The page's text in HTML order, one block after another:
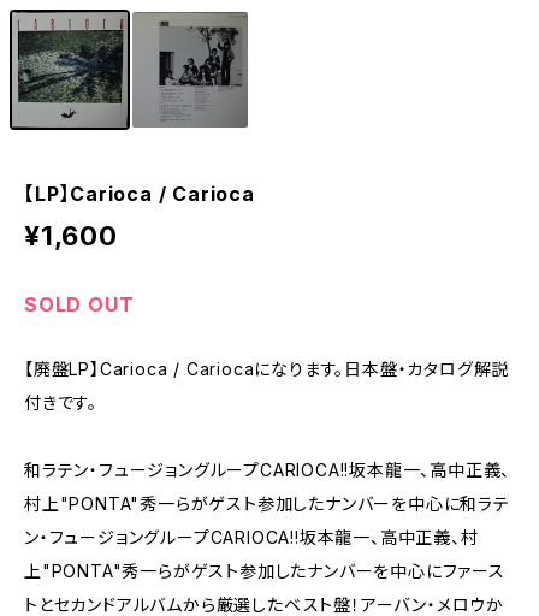
【LP】Carioca / Carioca
¥1,600
SOLD OUT
【廃盤LP】Carioca / Cariocaになります。日本盤・カタログ解説
付きです。
和ラテン・フュージョングループCARIOCA!!坂本龍一、高中正義、
村上"PONTA"秀一らがゲスト参加したナンバーを中心に和ラテ
ン・フュージョングループCARIOCA!!坂本龍一、高中正義、村
上"PONTA"秀一らがゲスト参加したナンバーを中心にファース
トとセカンドアルバムから厳選したベスト盤！アーバン・メロウか